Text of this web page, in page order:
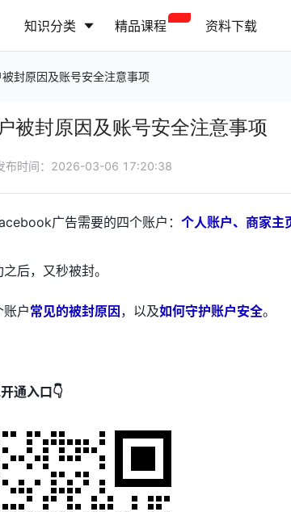
知识分类
广 网站运营
精品课程 资料下载
封原因及账号安全注意事项
被封原因及账号安全注意事项
布时间： 2026-03-06 17:20:38
广告需要的四个账户： 个人账户、商家主
后，又秒被封。
户常见的被封原因 ，以及如何守护账户安全。
通入口👇